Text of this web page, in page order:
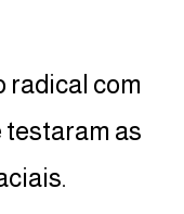
radical com
testaram as